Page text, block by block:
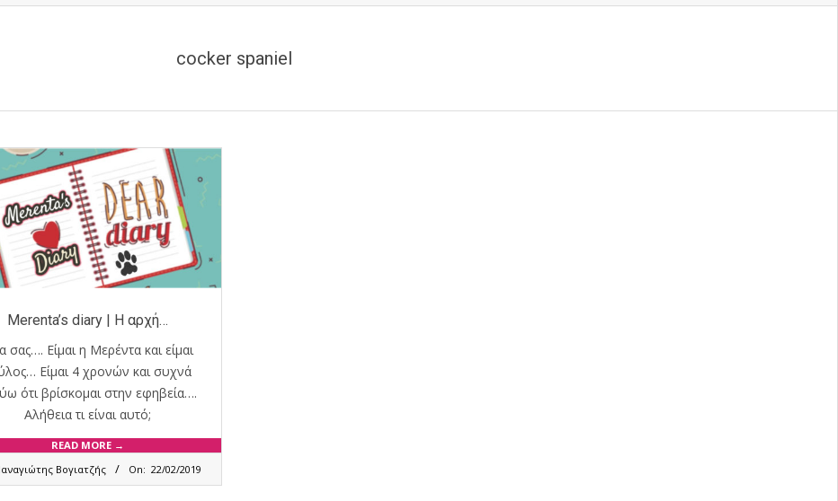
cocker spaniel
Merenta’s diary | Η αρχή…
σας…. Είμαι η Μερέντα και είμαι
Είμαι 4 χρονών και συχνά
ότι βρίσκομαι στην εφηβεία….
Αλήθεια τι είναι αυτό;
READ MORE →
Βογιατζής On: 22/02/2019